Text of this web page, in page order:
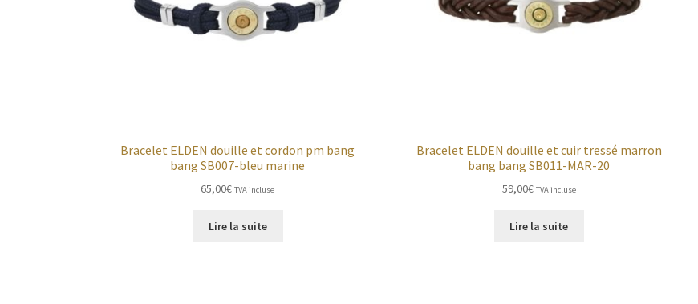
Bracelet ELDEN douille et cordon pm bang
bang SB007-bleu marine
65,00€ TVA incluse
Lire la suite
Bracelet ELDEN douille et cuir tressé marron
bang bang SB011-MAR-20
59,00€ TVA incluse
Lire la suite